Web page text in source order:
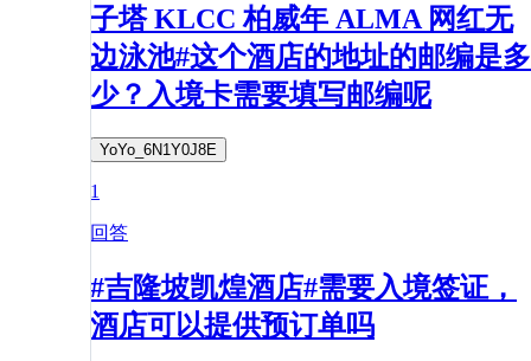
子塔 KLCC 柏威年 ALMA 网红无
边泳池#这个酒店的地址的邮编是多
少？入境卡需要填写邮编呢
YoYo_6N1Y0J8E
1
回答
#吉隆坡凯煌酒店#需要入境签证，
酒店可以提供预订单吗